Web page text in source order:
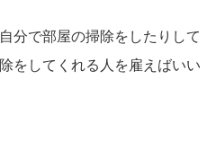
分で部屋の掃除をしたりして
をしてくれる人を雇えばいい